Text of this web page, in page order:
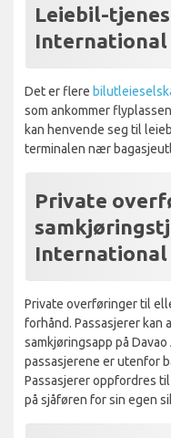
Leiebil-
Det er flere
som ankommer
kan henvende seg til
terminalen nær
Private
Private overføringer til
forhånd. Passasjerer kan
samkjøringsapp på
passasjerene er utenfor
Passasjerer oppfordres
på sjåføren for sin egen